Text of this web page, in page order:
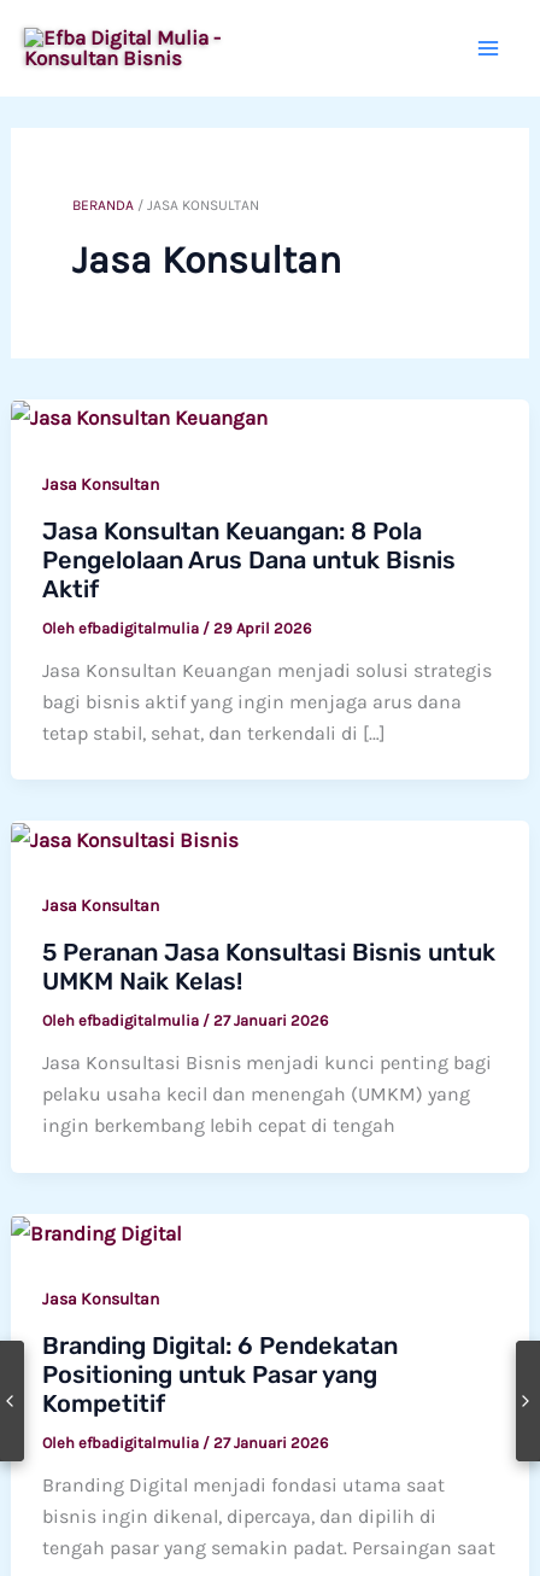
ke
BERANDA / JASA KONSULTAN
Jasa Konsultan
Jasa Konsultan
Jasa Konsultan Keuangan: 8 Pola
Pengelolaan Arus Dana untuk Bisnis
Aktif
Oleh efbadigitalmulia / 29 April 2026
Jasa Konsultan Keuangan menjadi solusi strategis
bagi bisnis aktif yang ingin menjaga arus dana
tetap stabil, sehat, dan terkendali di […]
Jasa Konsultan
5 Peranan Jasa Konsultasi Bisnis untuk
UMKM Naik Kelas!
Oleh efbadigitalmulia / 27 Januari 2026
Jasa Konsultasi Bisnis menjadi kunci penting bagi
pelaku usaha kecil dan menengah (UMKM) yang
ingin berkembang lebih cepat di tengah
Jasa Konsultan
Branding Digital: 6 Pendekatan
Positioning untuk Pasar yang
Kompetitif
Oleh efbadigitalmulia / 27 Januari 2026
Branding Digital menjadi fondasi utama saat
bisnis ingin dikenal, dipercaya, dan dipilih di
tengah pasar yang semakin padat. Persaingan saat